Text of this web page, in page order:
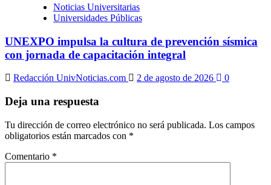
Noticias Universitarias
Universidades Públicas
UNEXPO impulsa la cultura de prevención sísmica
con jornada de capacitación integral
Redacción UnivNoticias.com 2 de agosto de 2026 0
Deja una respuesta
Tu dirección de correo electrónico no será publicada. Los campos
obligatorios están marcados con *
Comentario *